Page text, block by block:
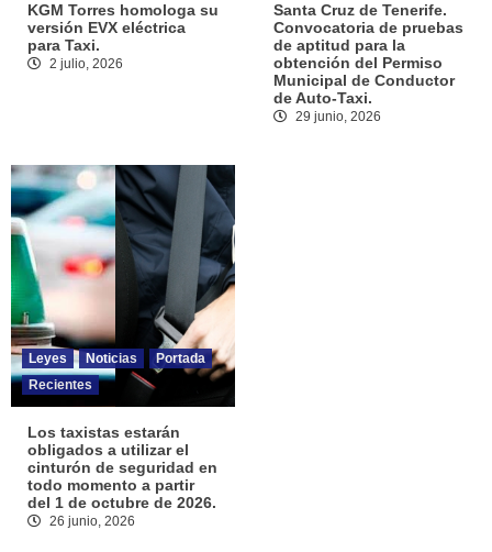
KGM Torres homologa su
versión EVX eléctrica
para Taxi.
2 julio, 2026
Santa Cruz de Tenerife.
Convocatoria de pruebas
de aptitud para la
obtención del Permiso
Municipal de Conductor
de Auto-Taxi.
29 junio, 2026
Leyes Noticias
Portada
Recientes
Los taxistas estarán
obligados a utilizar el
cinturón de seguridad en
todo momento a partir
del 1 de octubre de 2026.
26 junio, 2026